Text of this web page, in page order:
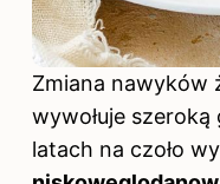
Zmiana nawyków
wywołuje
latach na czoło